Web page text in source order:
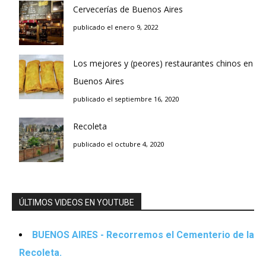
Cervecerías de Buenos Aires
publicado el enero 9, 2022
Los mejores y (peores) restaurantes chinos en
Buenos Aires
publicado el septiembre 16, 2020
Recoleta
publicado el octubre 4, 2020
ÚLTIMOS VIDEOS EN YOUTUBE
BUENOS AIRES - Recorremos el Cementerio de la
Recoleta.